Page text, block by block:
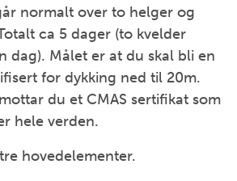
normalt over to helger og
ca 5 dager (to kvelder
dag). Målet er at du skal bli en
for dykking ned til 20m.
du et CMAS sertifikat som
hele verden.
hovedelementer.